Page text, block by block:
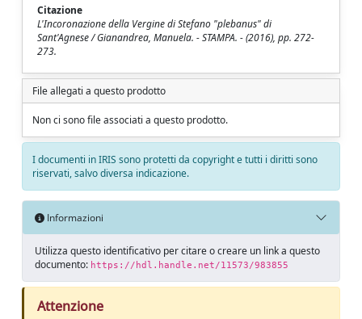
Citazione
L'Incoronazione della Vergine di Stefano "plebanus" di
Sant'Agnese / Gianandrea, Manuela. - STAMPA. - (2016), pp. 272-
273.
File allegati a questo prodotto
Non ci sono file associati a questo prodotto.
I documenti in IRIS sono protetti da copyright e tutti i diritti sono
riservati, salvo diversa indicazione.
Informazioni
Utilizza questo identificativo per citare o creare un link a questo
documento: https://hdl.handle.net/11573/983855
Attenzione